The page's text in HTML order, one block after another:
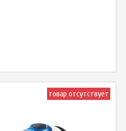
товар отсутствует